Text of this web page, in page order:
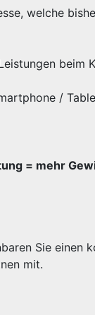
welche
beim
/
= mehr
Sie einen
mit.